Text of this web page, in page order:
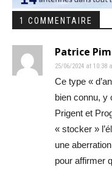
1 COMMENTAIRE
Patrice
25/06/2024 at 10:38
Ce type «
bien connu, y
Prigent et
« stocker »
une
pour affirmer